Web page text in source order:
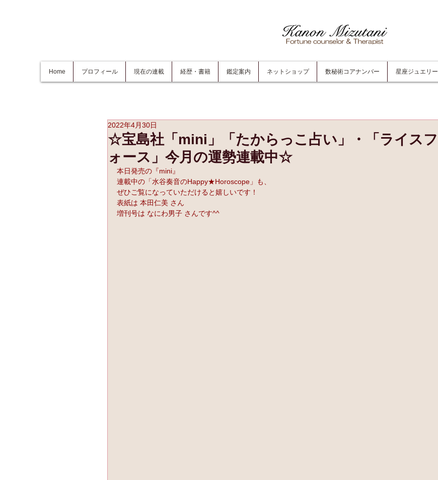
Home プロフィール 現在の連載 経歴・書籍 鑑定案内 ネットショップ 数秘術コアナンバー 星座ジュエリー
☆宝島社「mini」「たからっこ占い」・「ライスフ
ォース」今月の運勢連載中☆
2022年4月30日
本日発売の『mini』
連載中の「水谷奏音のHappy★Horoscope」も、
ぜひご覧になっていただけると嬉しいです！
表紙は 本田仁美 さん
増刊号は なにわ男子 さんです^^